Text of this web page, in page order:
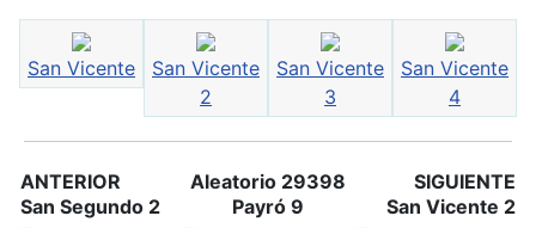
San Vicente
San Vicente
2
San Vicente
3
San Vicente
4
ANTERIOR
San Segundo 2
Aleatorio 29398
Payró 9
SIGUIENTE
San Vicente 2